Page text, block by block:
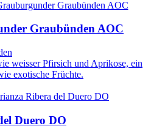
Graubünden AOC
weisser Pfirsich und Aprikose, ein
exotische Früchte.
Duero DO